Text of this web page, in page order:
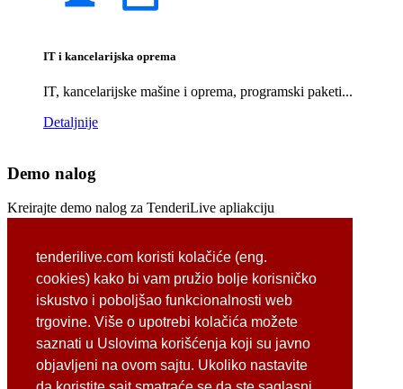
tenderilive.com koristi kolačiće (eng.
cookies) kako bi vam pružio bolje korisničko
iskustvo i poboljšao funkcionalnosti web
trgovine. Više o upotrebi kolačića možete
saznati u Uslovima korišćenja koji su javno
objavljeni na ovom sajtu. Ukoliko nastavite
IT i kancelarijska oprema
IT, kancelarijske mašine i oprema, programski paketi...
Detaljnije
Demo nalog
Kreirajte demo nalog za TenderiLive apliakciju
Da li ste robot?
Šta ćete dobiti ukoliko dodate 9 na šest?